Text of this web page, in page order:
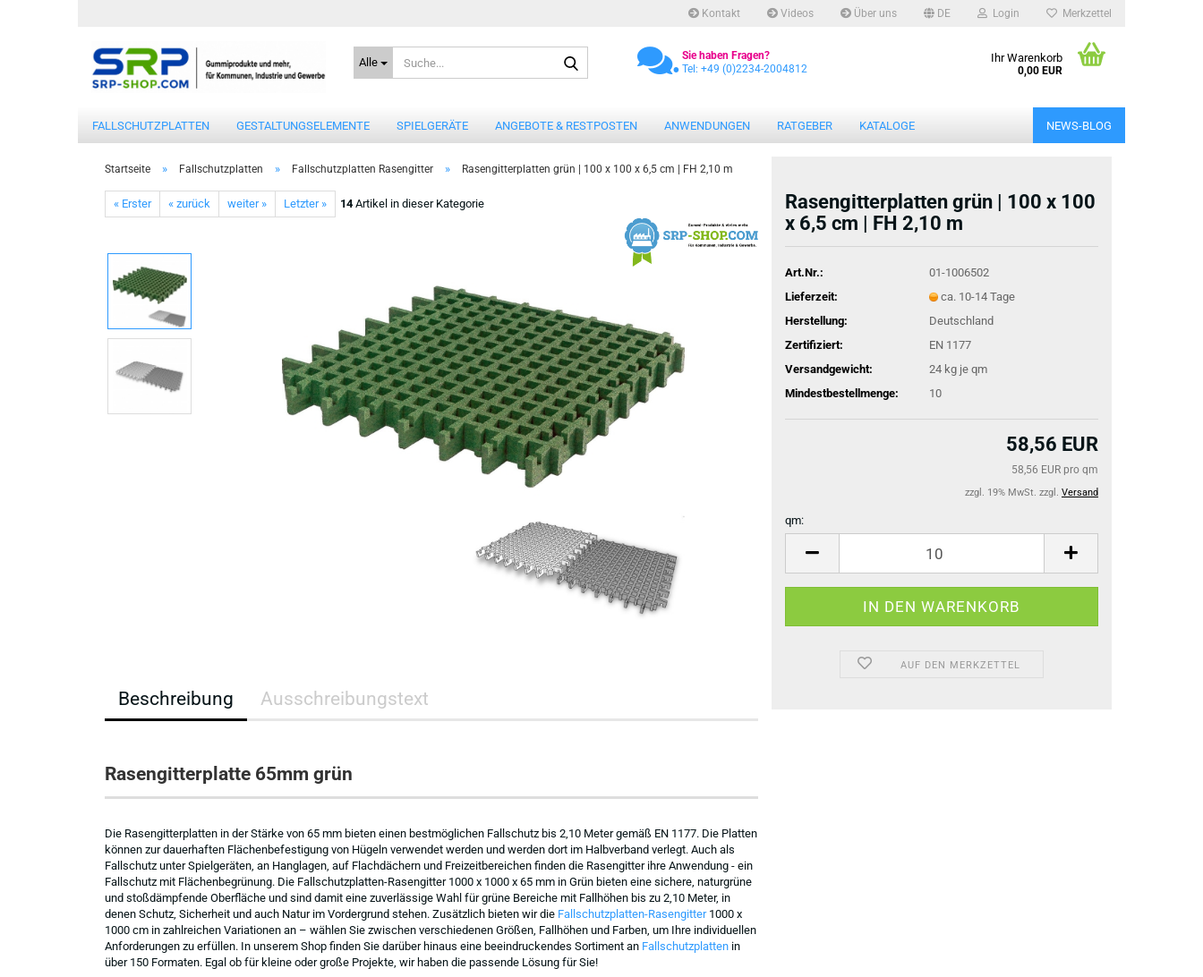
Kontakt Videos Über uns DE Login Merkzettel
Alle . Sie haben Fragen?
Tel: +49 (0)2234-2004812
Ihr Warenkorb
0,00 EUR
FALLSCHUTZPLATTEN GESTALTUNGSELEMENTE SPIELGERÄTE ANGEBOTE & RESTPOSTEN ANWENDUNGEN RATGEBER KATALOGE NEWS-BLOG
Startseite » Fallschutzplatten » Fallschutzplatten Rasengitter » Rasengitterplatten grün | 100 x 100 x 6,5 cm | FH 2,10 m
« Erster « zurück weiter » Letzter » 14Artikel in dieser Kategorie
Rasengitterplatten grün | 100 x 100
x 6,5 cm | FH 2,10 m
Art.Nr.:
01-1006502
Lieferzeit:
ca. 10-14 Tage
Herstellung:
Deutschland
Zertifiziert:
EN 1177
Versandgewicht:
24kg je qm
Mindestbestellmenge:
10
58,56 EUR
58,56 EUR pro qm
zzgl. 19% MwSt. zzgl. Versand
qm:
AUF DEN MERKZETTEL
Beschreibung Ausschreibungstext
Rasengitterplatte 65mm grün
Die Rasengitterplatten in der Stärke von 65 mm bieten einen bestmöglichen Fallschutz bis 2,10 Meter gemäß EN 1177. Die Platten
können zur dauerhaften Flächenbefestigung von Hügeln verwendet werden und werden dort im Halbverband verlegt. Auch als
Fallschutz unter Spielgeräten, an Hanglagen, auf Flachdächern und Freizeitbereichen finden die Rasengitter ihre Anwendung - ein
Fallschutz mit Flächenbegrünung. Die Fallschutzplatten-Rasengitter 1000 x 1000 x 65 mm in Grün bieten eine sichere, naturgrüne
und stoßdämpfende Oberfläche und sind damit eine zuverlässige Wahl für grüne Bereiche mit Fallhöhen bis zu 2,10 Meter, in
denen Schutz, Sicherheit und auch Natur im Vordergrund stehen. Zusätzlich bieten wir die Fallschutzplatten-Rasengitter1000 x
1000 cm in zahlreichen Variationen an – wählen Sie zwischen verschiedenen Größen, Fallhöhen und Farben, um Ihre individuellen
Anforderungen zu erfüllen. In unserem Shop finden Sie darüber hinaus eine beeindruckendes Sortiment an Fallschutzplatten in
über 150 Formaten. Egal ob für kleine oder große Projekte, wir haben die passende Lösung für Sie!